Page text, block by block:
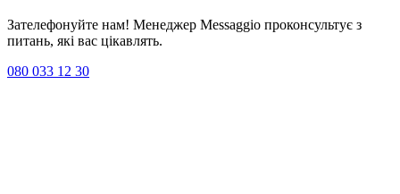
Зателефонуйте нам! Менеджер Messaggio проконсультує з
питань, які вас цікавлять.
080 033 12 30